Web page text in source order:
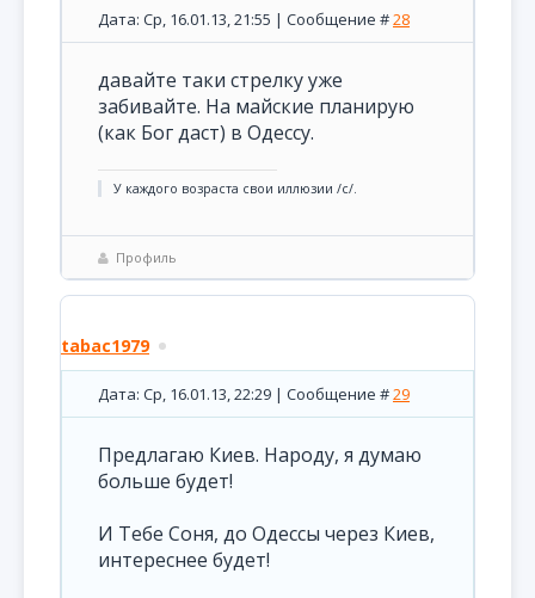
Дата: Ср, 16.01.13, 21:55 | Сообщение #28
давайте таки стрелку уже
забивайте. На майские планирую
(как Бог даст) в Одессу.
У каждого возраста свои иллюзии /с/.
Профиль
tabac1979
Дата: Ср, 16.01.13, 22:29 | Сообщение #29
Предлагаю Киев. Народу, я думаю
больше будет!
И Тебе Соня, до Одессы через Киев,
интереснее будет!